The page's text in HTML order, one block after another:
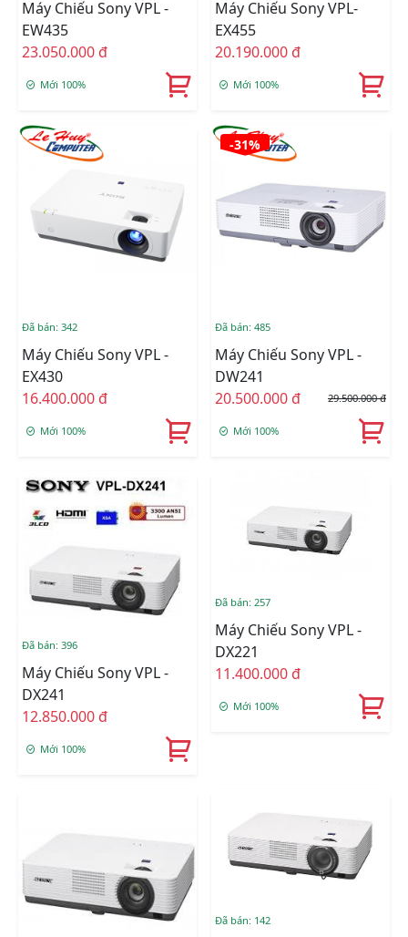
Máy Chiếu Sony VPL -
EW435
23.050.000 đ
Mới 100%
Máy Chiếu Sony VPL-
EX455
20.190.000 đ
Mới 100%
Đã bán: 342
Máy Chiếu Sony VPL -
EX430
16.400.000 đ
Mới 100%
-31%
Đã bán: 485
Máy Chiếu Sony VPL -
DW241
20.500.000 đ
29.500.000 đ
Mới 100%
Đã bán: 396
Máy Chiếu Sony VPL -
DX241
12.850.000 đ
Mới 100%
Đã bán: 257
Máy Chiếu Sony VPL -
DX221
11.400.000 đ
Mới 100%
Đã bán: 142